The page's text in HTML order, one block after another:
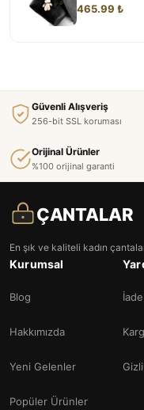
465.99 ₺
Güvenli Alışveriş
256-bit SSL koruması
Orijinal Ürünler
%100 orijinal garanti
ÇANTALAR
En şık ve kaliteli kadın
Kurumsal
Blog
Hakkımızda
Yeni Gelenler
Popüler Ürünler